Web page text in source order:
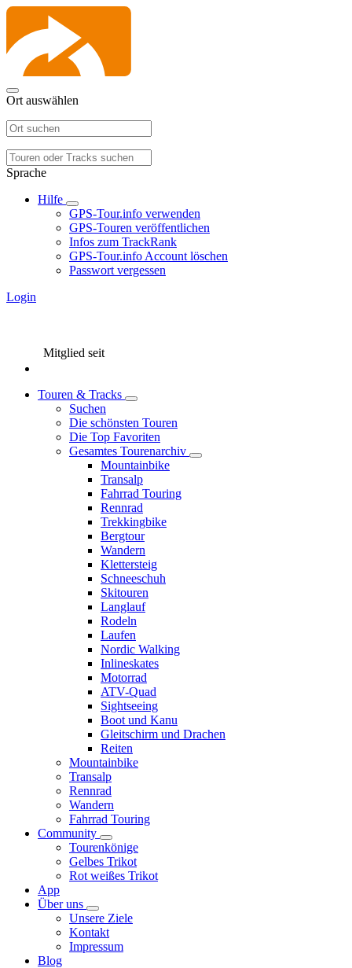
Ort auswählen
Sprache
Hilfe
GPS-Tour.info verwenden
GPS-Touren veröffentlichen
Infos zum TrackRank
GPS-Tour.info Account löschen
Passwort vergessen
Login
Mitglied seit
Touren & Tracks
Suchen
Die schönsten Touren
Die Top Favoriten
Gesamtes Tourenarchiv
Mountainbike
Transalp
Fahrrad Touring
Rennrad
Trekkingbike
Bergtour
Wandern
Klettersteig
Schneeschuh
Skitouren
Langlauf
Rodeln
Laufen
Nordic Walking
Inlineskates
Motorrad
ATV-Quad
Sightseeing
Boot und Kanu
Gleitschirm und Drachen
Reiten
Mountainbike
Transalp
Rennrad
Wandern
Fahrrad Touring
Community
Tourenkönige
Gelbes Trikot
Rot weißes Trikot
App
Über uns
Unsere Ziele
Kontakt
Impressum
Blog